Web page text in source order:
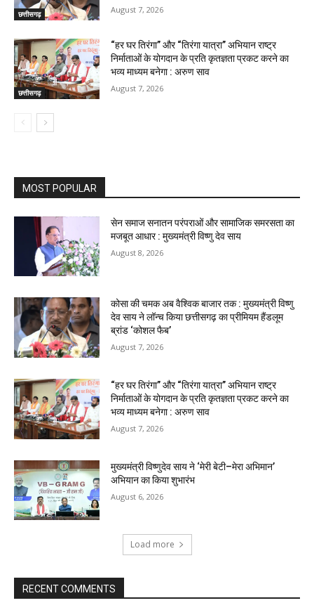
छत्तीसगढ़ August 7, 2026
छत्तीसगढ़
“हर घर तिरंगा” और “तिरंगा यात्रा” अभियान राष्ट्र
निर्माताओं के योगदान के प्रति कृतज्ञता प्रकट करने का
भव्य माध्यम बनेगा : अरुण साव
August 7, 2026
MOST POPULAR
सेन समाज सनातन परंपराओं और सामाजिक समरसता का
मजबूत आधार : मुख्यमंत्री विष्णु देव साय
August 8, 2026
कोसा की चमक अब वैश्विक बाजार तक : मुख्यमंत्री विष्णु
देव साय ने लॉन्च किया छत्तीसगढ़ का प्रीमियम हैंडलूम
ब्रांड ‘कोशल फैब’
August 7, 2026
“हर घर तिरंगा” और “तिरंगा यात्रा” अभियान राष्ट्र
निर्माताओं के योगदान के प्रति कृतज्ञता प्रकट करने का
भव्य माध्यम बनेगा : अरुण साव
August 7, 2026
मुख्यमंत्री विष्णुदेव साय ने ‘मेरी बेटी–मेरा अभिमान’
अभियान का किया शुभारंभ
August 6, 2026
Load more
RECENT COMMENTS